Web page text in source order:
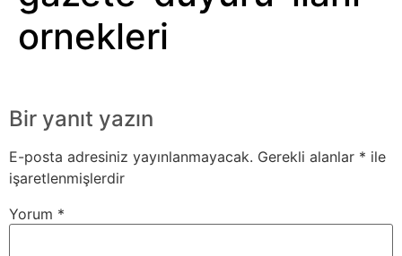
ornekleri
Bir yanıt yazın
E-posta adresiniz yayınlanmayacak. Gerekli alanlar * ile
işaretlenmişlerdir
Yorum *